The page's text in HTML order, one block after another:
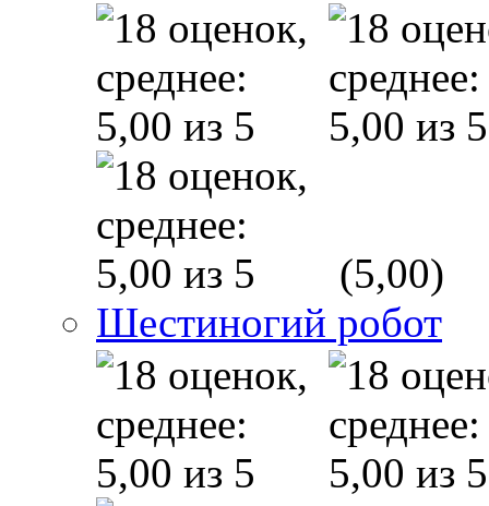
(5,00)
Шестиногий робот